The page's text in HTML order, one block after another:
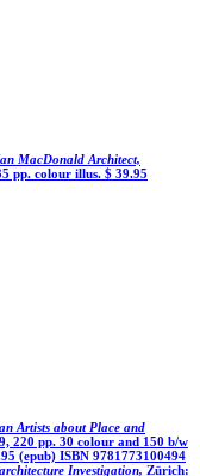
MacDonald Architect,
pp. colour illus. $ 39.95
Artists about Place and
220 pp. 30 colour and 150 b/w
(epub) ISBN 9781773100494
Investigation, Zürich: